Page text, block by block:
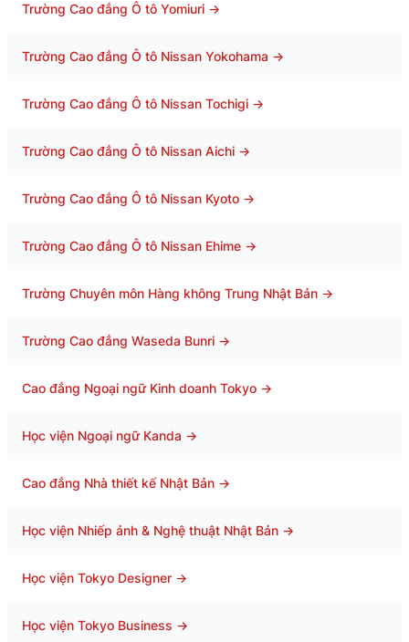
Trường Cao đẳng Ô tô Yomiuri →
Trường Cao đẳng Ô tô Nissan Yokohama →
Trường Cao đẳng Ô tô Nissan Tochigi →
Trường Cao đẳng Ô tô Nissan Aichi →
Trường Cao đẳng Ô tô Nissan Kyoto →
Trường Cao đẳng Ô tô Nissan Ehime →
Trường Chuyên môn Hàng không Trung Nhật Bản →
Trường Cao đẳng Waseda Bunri →
Cao đẳng Ngoại ngữ Kinh doanh Tokyo →
Học viện Ngoại ngữ Kanda →
Cao đẳng Nhà thiết kế Nhật Bản →
Học viện Nhiếp ảnh & Nghệ thuật Nhật Bản →
Học viện Tokyo Designer →
Học viện Tokyo Business →